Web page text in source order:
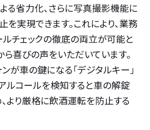
る省力化、さらに写真撮影機能に
を実現できます。これにより、業務
チェックの徹底の両立が可能と
ら喜びの声をいただいています。
ンが車の鍵になる「デジタルキー」
ルコールを検知すると車の解錠
より厳格に飲酒運転を防止する